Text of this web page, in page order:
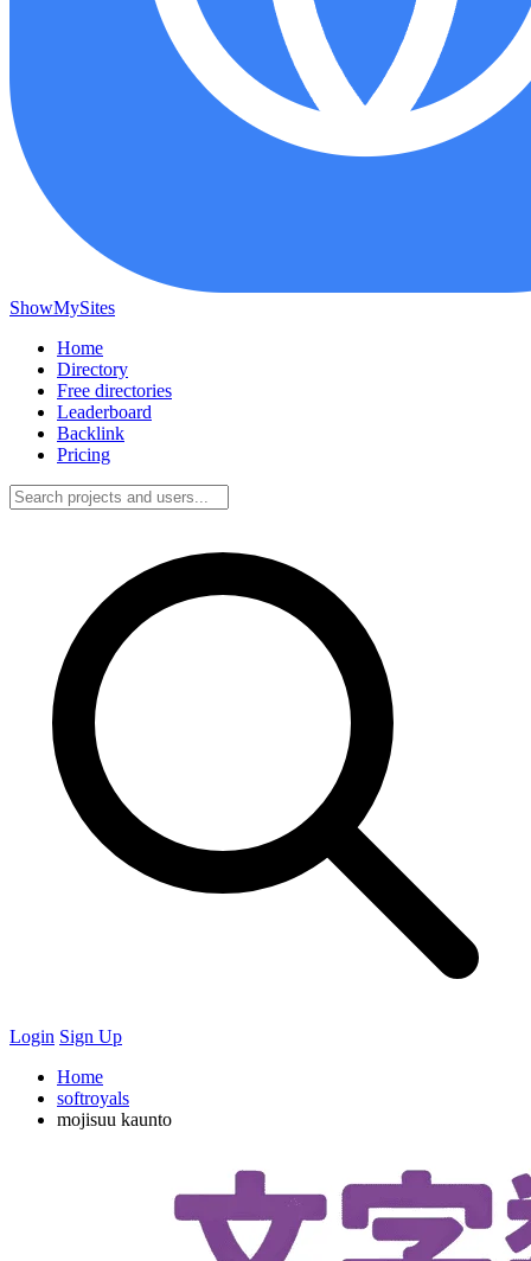
ShowMySites
Home
Directory
Free directories
Leaderboard
Backlink
Pricing
Login Sign Up
Home
softroyals
mojisuu kaunto